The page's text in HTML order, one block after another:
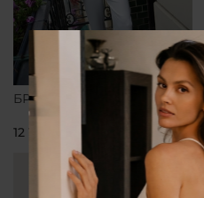
БРЮКИ ПРЯМЫЕ БЕЛЫЕ
12 150 ₽